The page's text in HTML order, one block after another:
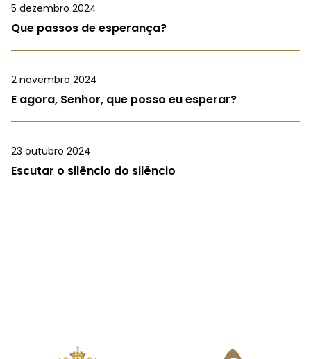
5 dezembro 2024
Que passos de esperança?
2 novembro 2024
E agora, Senhor, que posso eu esperar?
23 outubro 2024
Escutar o silêncio do silêncio